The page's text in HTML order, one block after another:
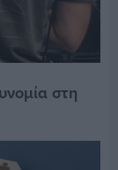
στη